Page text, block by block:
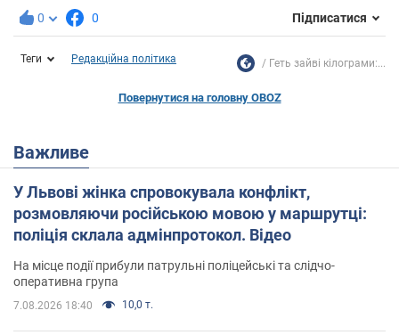
0 0 Підписатися
Теги Редакційна політика Геть зайві кілограми:...
Повернутися на головну OBOZ
Важливе
У Львові жінка спровокувала конфлікт,
розмовляючи російською мовою у маршрутці:
поліція склала адмінпротокол. Відео
На місце події прибули патрульні поліцейські та слідчо-
оперативна група
7.08.2026 18:40 10,0 т.